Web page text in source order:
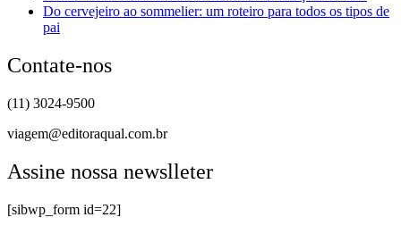
Do cervejeiro ao sommelier: um roteiro para todos os tipos de
pai
Contate-nos
(11) 3024-9500
viagem@editoraqual.com.br
Assine nossa newslleter
[sibwp_form id=22]